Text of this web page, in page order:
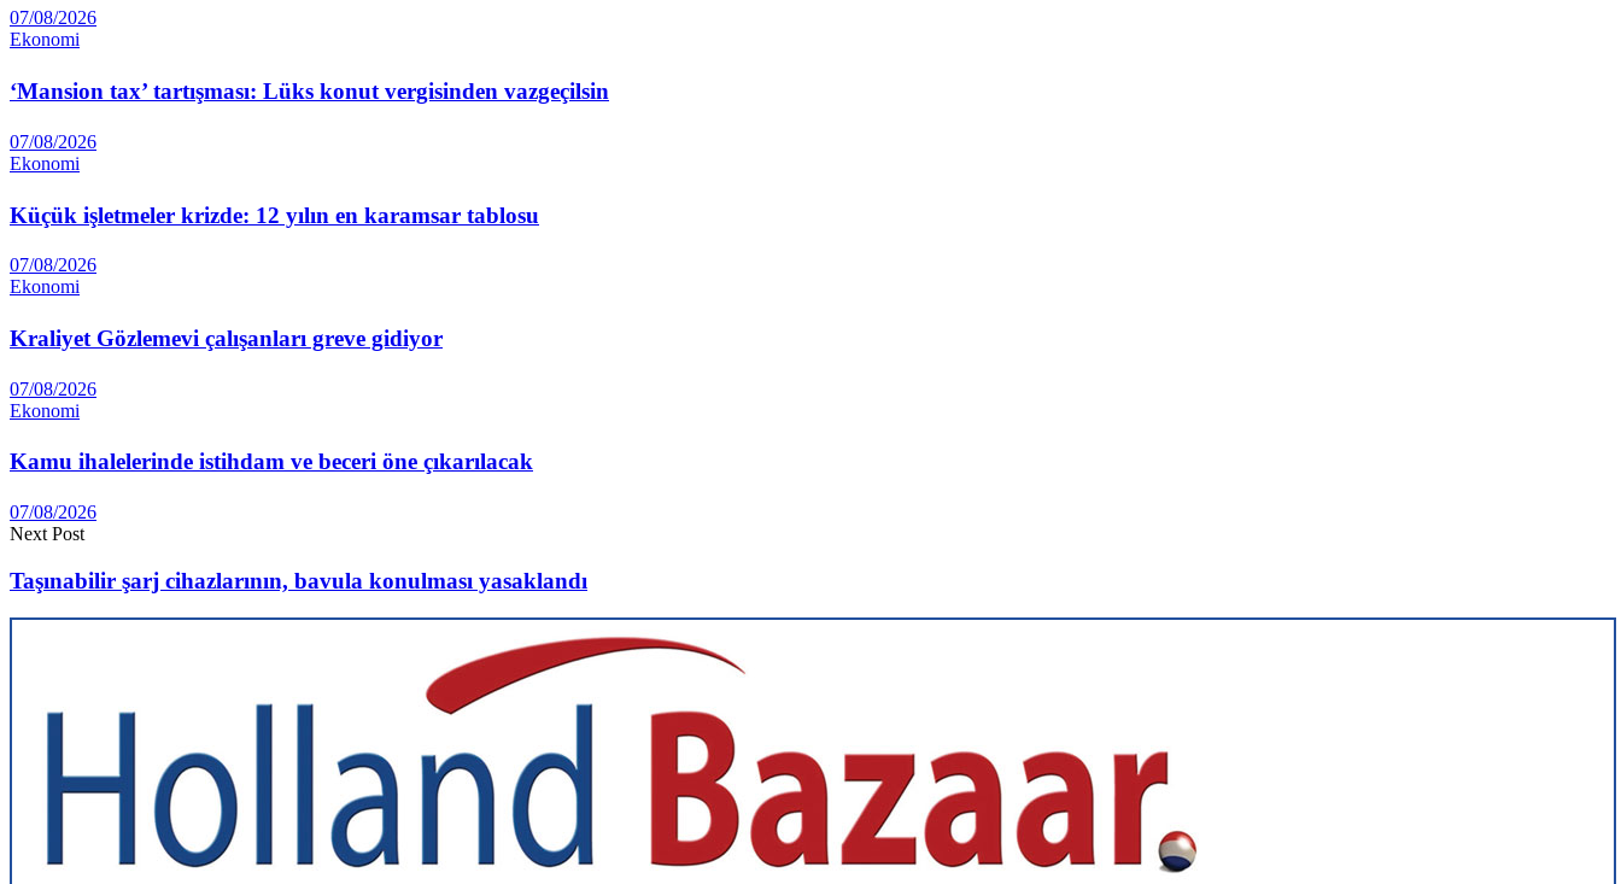
07/08/2026
Ekonomi
‘Mansion tax’ tartışması: Lüks konut vergisinden vazgeçilsin
07/08/2026
Ekonomi
Küçük işletmeler krizde: 12 yılın en karamsar tablosu
07/08/2026
Ekonomi
Kraliyet Gözlemevi çalışanları greve gidiyor
07/08/2026
Ekonomi
Kamu ihalelerinde istihdam ve beceri öne çıkarılacak
07/08/2026
Next Post
Taşınabilir şarj cihazlarının, bavula konulması yasaklandı